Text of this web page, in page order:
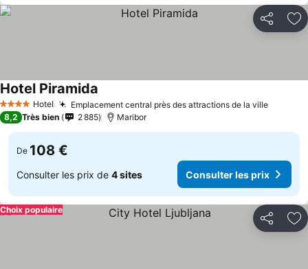
Partager
4 Étoiles Hotel Emplacement central près des attractions de la ville
Hotel Piramida
8,2 Très bien 2 885 Maribor
De 108 €
Consulter les prix de 4 sites Consulter les prix
Partager
Choix populaire